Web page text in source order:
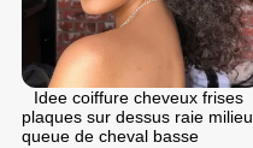
Idee coiffure cheveux frises
plaques sur dessus raie milieu
queue de cheval basse